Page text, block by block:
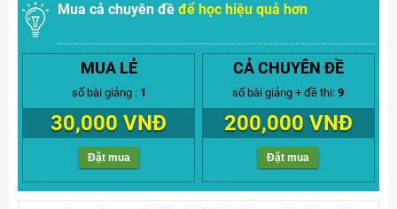
Mua cả chuyên đề để học hiệu quả hơn
MUA LẺ
số bài giảng : 1
30,000 VNĐ
Đặt mua
CẢ CHUYÊN ĐỀ
số bài giảng + đề thi:9
200,000 VNĐ
Đặt mua